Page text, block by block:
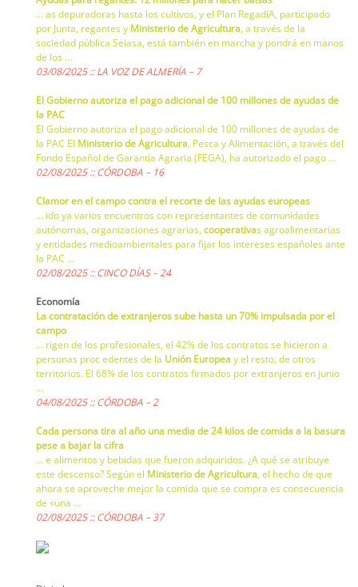
… as depuradoras hasta los cultivos, y el Plan RegadíA, participado
por Junta, regantes y Ministerio de Agricultura, a través de la
sociedad pública Seiasa, está también en marcha y pondrá en manos
de los …
03/08/2025 :: LA VOZ DE ALMERÍA – 7
El Gobierno autoriza el pago adicional de 100 millones de ayudas de
la PAC
El Gobierno autoriza el pago adicional de 100 millones de ayudas de
la PAC El Ministerio de Agricultura, Pesca y Alimentación, a través del
Fondo Español de Garantía Agraria (FEGA), ha autorizado el pago …
02/08/2025 :: CÓRDOBA – 16
Clamor en el campo contra el recorte de las ayudas europeas
… ido ya varios encuentros con representantes de comunidades
autónomas, organizaciones agrarias, cooperativas agroalimentarias
y entidades medioambientales para fijar los intereses españoles ante
la PAC …
02/08/2025 :: CINCO DÍAS – 24
Economía
La contratación de extranjeros sube hasta un 70% impulsada por el
campo
… rigen de los profesionales, el 42% de los contratos se hicieron a
personas proc edentes de la Unión Europeay el resto, de otros
territorios. El 68% de los contratos firmados por extranjeros en junio
…
04/08/2025 :: CÓRDOBA – 2
Cada persona tira al año una media de 24 kilos de comida a la basura
pese a bajar la cifra
… e alimentos y bebidas que fueron adquiridos. ¿A qué se atribuye
este descenso? Según el Ministerio de Agricultura, el hecho de que
ahora se aproveche mejor la comida que se compra es consecuencia
de «una …
02/08/2025 :: CÓRDOBA – 37